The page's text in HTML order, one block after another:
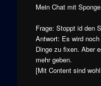
Mein Chat mit
Frage: Stoppt id den
Antwort: Es wird
Dinge zu fixen. Aber
mehr geben.
[Mit Content sind